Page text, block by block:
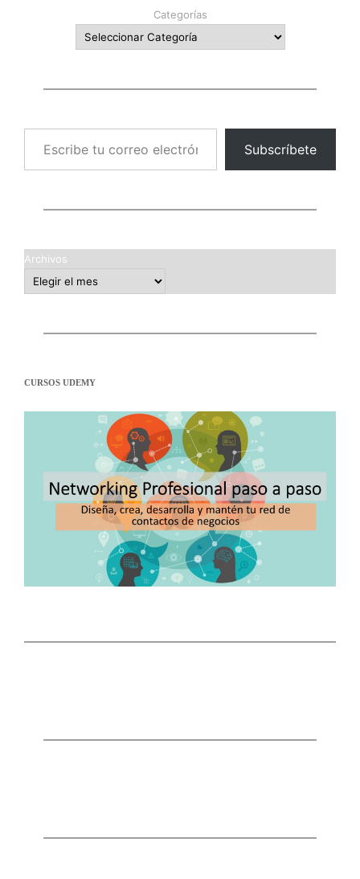
Categorías
Escribe tu correo electrónico…
Subscríbete
Archivos
CURSOS UDEMY